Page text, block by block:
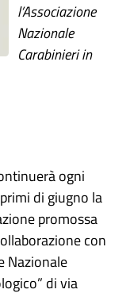
l’Associazione
Nazionale
Carabinieri in
ogni
di giugno la
promossa
con
Nazionale
di via